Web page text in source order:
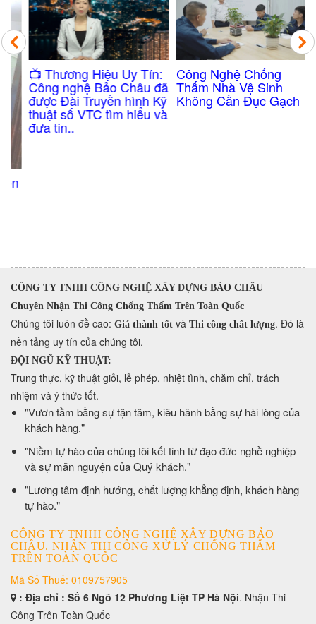
​📺 Thương Hiệu Uy Tín:
Công nghệ Bảo Châu đã
được Đài Truyền hình Kỹ
thuật số VTC tìm hiểu và
đưa tin..
Công Nghệ Chống
Thấm Nhà Vệ Sinh
Không Cần Đục Gạch
CÔNG TY TNHH CÔNG NGHỆ XÂY DỰNG BẢO CHÂU
Chuyên Nhận Thi Công Chống Thấm Trên Toàn Quốc
​Chúng tôi luôn đề cao: Giá thành tốt và Thi công chất lượng. Đó là
nền tảng uy tín của chúng tôi.
ĐỘI NGŨ KỸ THUẬT:
Trung thực, kỹ thuật giỏi, lễ phép, nhiệt tình, chăm chỉ, trách
nhiệm và ý thức tốt.
​"Vươn tầm bằng sự tận tâm, kiêu hãnh bằng sự hài lòng của
khách hàng."
​"Niềm tự hào của chúng tôi kết tinh từ đạo đức nghề nghiệp
và sự mãn nguyện của Quý khách."
​"Lương tâm định hướng, chất lượng khẳng định, khách hàng
tự hào."
CÔNG TY TNHH CÔNG NGHỆ XÂY DỰNG BẢO
CHÂU. NHẬN THI CÔNG XỬ LÝ CHỐNG THẤM
TRÊN TOÀN QUỐC
Mã Số Thuế: 0109757905
: Địa chỉ : Số 6 Ngõ 12 Phương Liệt TP Hà Nội. Nhận Thi
Công Trên Toàn Quốc